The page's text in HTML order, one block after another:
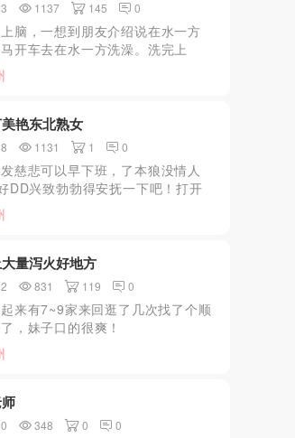
1137 145 0
脑，一想到朋友介绍说在水一方
开车去在水一方洗澡。洗完上
进来询问需要什么服务，问之有
理回答说一般口+ML398，全套
艳东北熟女
1131 1 0
慈悲可以早下班，了本狼没情人
DD兴致勃勃得安抚一下吧！打开
加的东北熟女历历在目，看照片
浓密的秀发，花着淡妆别有一番
量泻火好地方
831 119 0
来有7~9家来回逛了几次找了个顺
，妹子口的很爽！
348 0 0